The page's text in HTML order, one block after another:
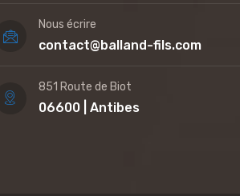
Nous écrire
contact@balland-fils.com
851 Route de Biot
06600 | Antibes